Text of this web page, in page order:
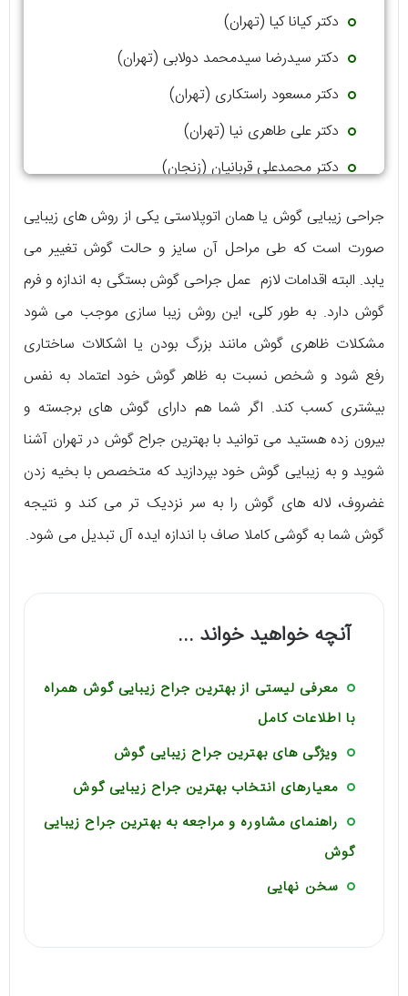
دکتر کیانا کیا (تهران)
دکتر سیدرضا سیدمحمد دولابی (تهران)
دکتر مسعود راستکاری (تهران)
دکتر علی طاهری نیا (تهران)
دکتر محمدعلی قربانیان (زنجان)
دکتر فرزانه نژادیان (زنجان)
جراحی زیبایی گوش یا همان اتوپلاستی یکی از روش‌ های زیبایی
صورت است که طی مراحل آن سایز و حالت گوش تغییر می
یابد. البته اقدامات لازم عمل جراحی گوش بستگی به اندازه و فرم
گوش دارد. به طور کلی، این روش زیبا سازی موجب می‌ شود
مشکلات ظاهری گوش مانند بزرگ بودن یا اشکالات ساختاری
رفع شود و شخص نسبت به ظاهر گوش خود اعتماد به نفس
بیشتری کسب کند. اگر شما هم دارای گوش های برجسته و
بیرون زده هستید می توانید با بهترین جراح گوش در تهران آشنا
شوید و به زیبایی گوش خود بپردازید که متخصص با بخیه زدن
غضروف، لاله های گوش را به سر نزدیک تر می کند و نتیجه
گوش شما به گوشی کاملا صاف با اندازه ایده آل تبدیل می شود.
آنچه خواهید خواند ...
معرفی لیستی از بهترین جراح زیبایی گوش همراه
با اطلاعات کامل
ویژگی های بهترین جراح زیبایی گوش
معیارهای انتخاب بهترین جراح زیبایی گوش
راهنمای مشاوره و مراجعه به بهترین جراح زیبایی
گوش
سخن نهایی